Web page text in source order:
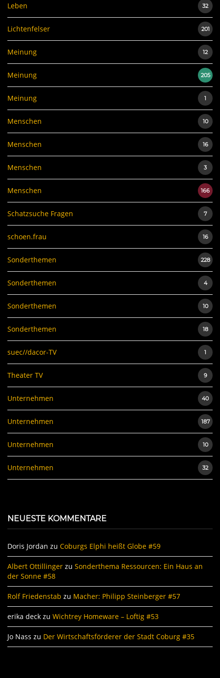
Leben 32
Lichtenfelser 201
Meinung 12
Meinung 205
Meinung 1
Menschen 10
Menschen 16
Menschen 3
Menschen 166
Schatzsuche Fragen 7
schoen.frau 16
Sonderthemen 228
Sonderthemen 4
Sonderthemen 10
Sonderthemen 18
suec//dacor-TV 1
Theater TV 9
Unternehmen 40
Unternehmen 187
Unternehmen 10
Unternehmen 32
NEUESTE KOMMENTARE
Doris Jordan zu Coburgs Elphi heißt Globe #59
Albert Ottillinger zu Sonderthema Ressourcen: Ein Haus an
der Sonne #58
Rolf Friedenstab zu Macher: Philipp Steinberger #57
erika deck zu Wichtrey Homeware – Loftig #53
Jo Nass zu Der Wirtschaftsförderer der Stadt Coburg #35